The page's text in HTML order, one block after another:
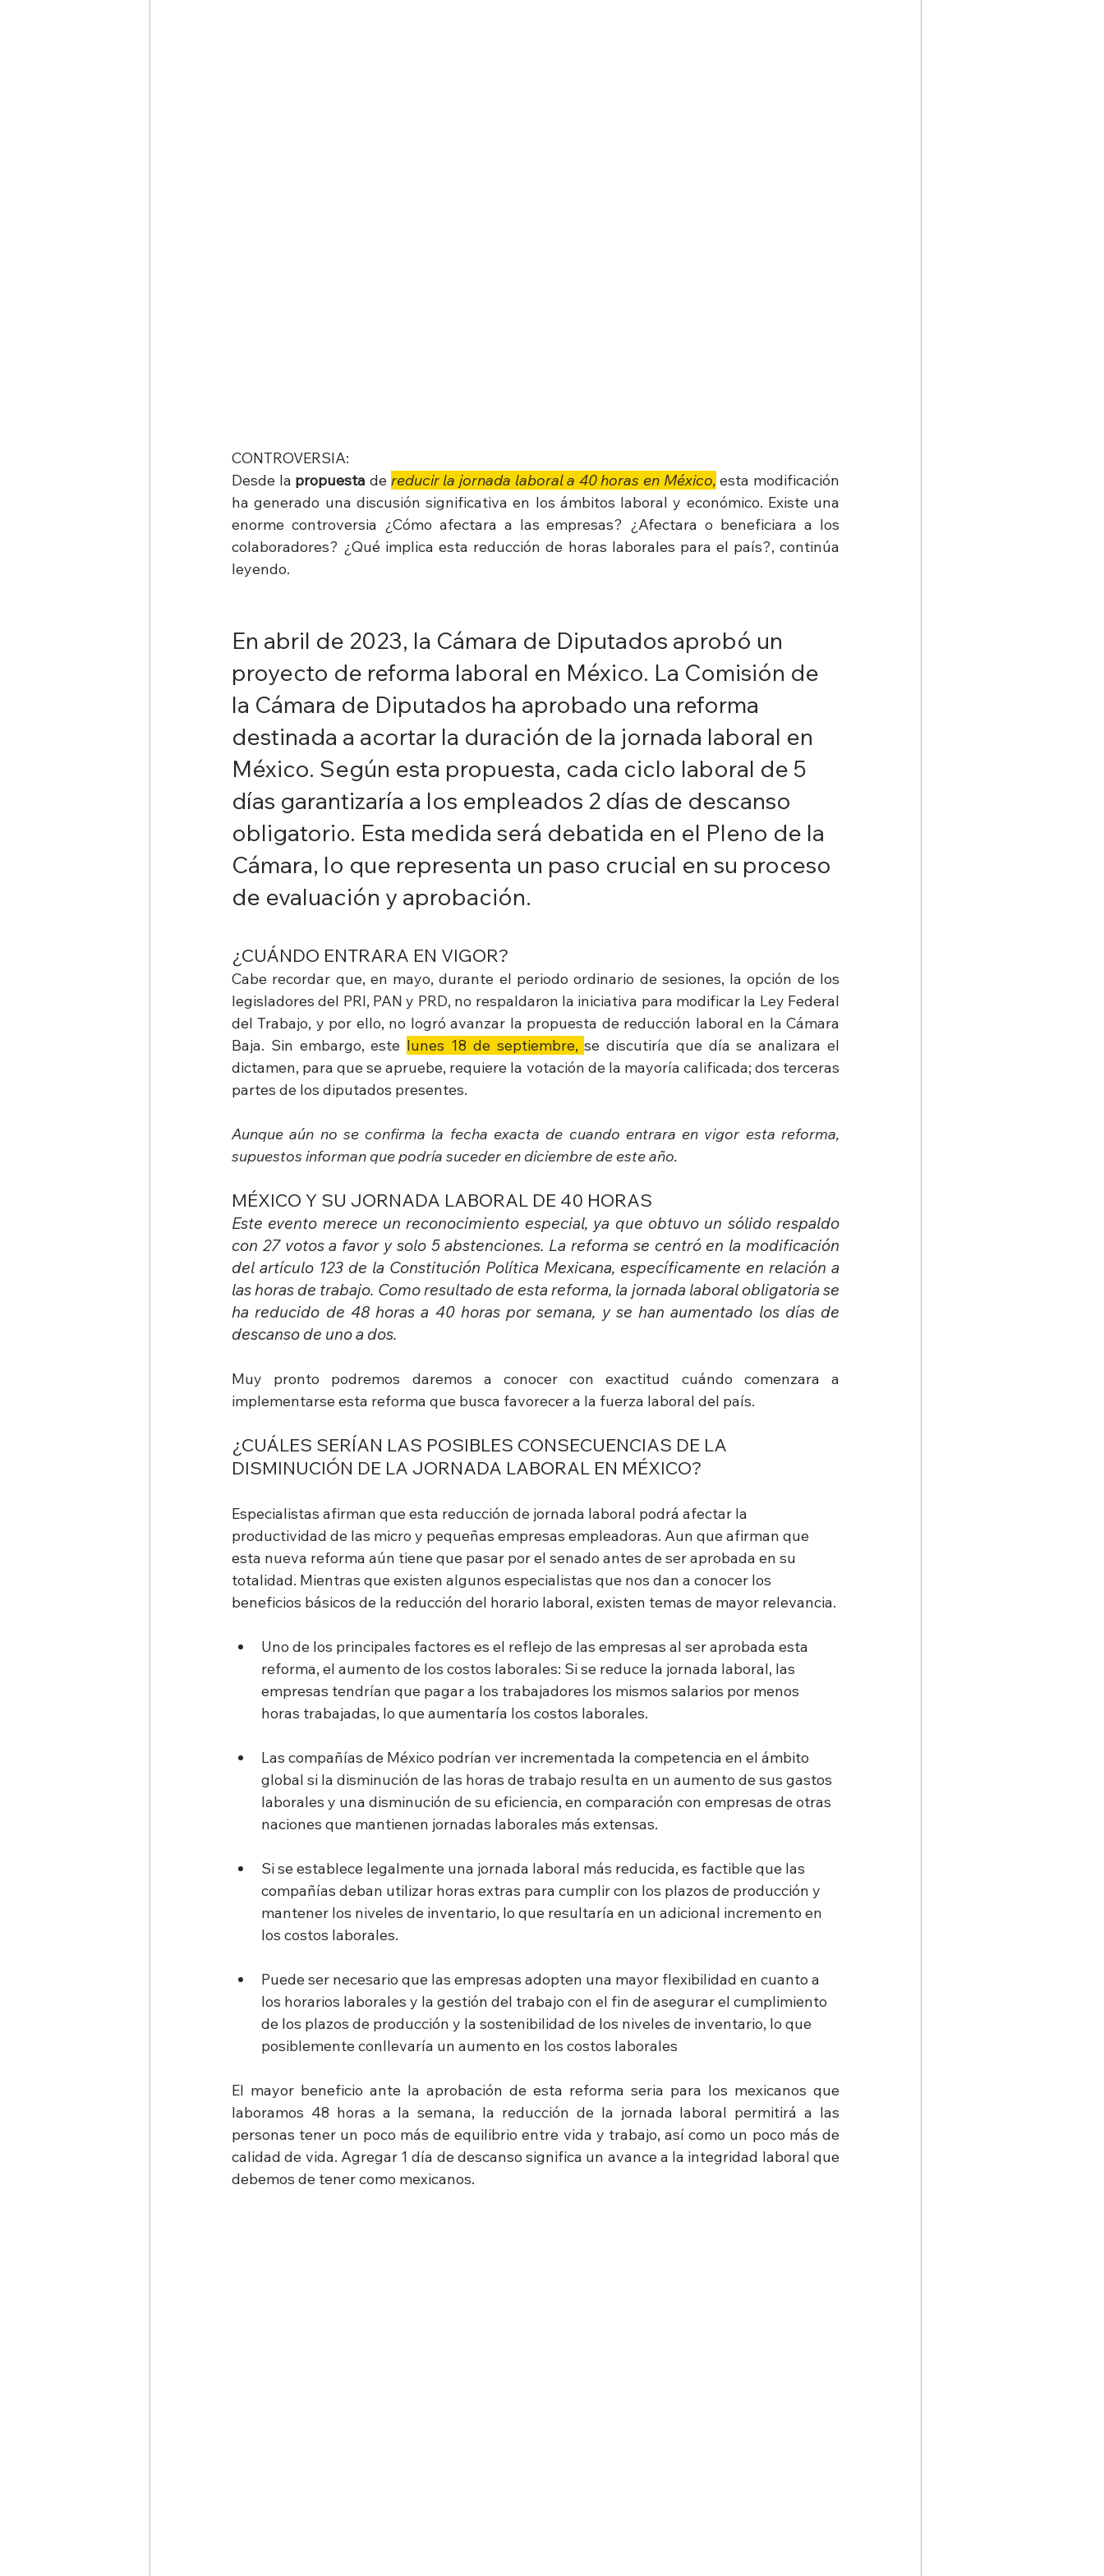
CONTROVERSIA:
Desde la propuesta de reducir la jornada laboral a 40 horas en México, esta modificación
ha generado una discusión significativa en los ámbitos laboral y económico. Existe una
enorme controversia ¿Cómo afectara a las empresas? ¿Afectara o beneficiara a los
colaboradores? ¿Qué implica esta reducción de horas laborales para el país?, continúa
leyendo.
En abril de 2023, la Cámara de Diputados aprobó un
proyecto de reforma laboral en México. La Comisión de
la Cámara de Diputados ha aprobado una reforma
destinada a acortar la duración de la jornada laboral en
México. Según esta propuesta, cada ciclo laboral de 5
días garantizaría a los empleados 2 días de descanso
obligatorio. Esta medida será debatida en el Pleno de la
Cámara, lo que representa un paso crucial en su proceso
de evaluación y aprobación.
¿CUÁNDO ENTRARA EN VIGOR?
Cabe recordar que, en mayo, durante el periodo ordinario de sesiones, la opción de los
legisladores del PRI, PAN y PRD, no respaldaron la iniciativa para modificar la Ley Federal
del Trabajo, y por ello, no logró avanzar la propuesta de reducción laboral en la Cámara
Baja. Sin embargo, este lunes 18 de septiembre, se discutiría que día se analizara el
dictamen, para que se apruebe, requiere la votación de la mayoría calificada; dos terceras
partes de los diputados presentes.
Aunque aún no se confirma la fecha exacta de cuando entrara en vigor esta reforma,
supuestos informan que podría suceder en diciembre de este año.
MÉXICO Y SU JORNADA LABORAL DE 40 HORAS
Este evento merece un reconocimiento especial, ya que obtuvo un sólido respaldo
con 27 votos a favor y solo 5 abstenciones. La reforma se centró en la modificación
del artículo 123 de la Constitución Política Mexicana, específicamente en relación a
las horas de trabajo. Como resultado de esta reforma, la jornada laboral obligatoria se
ha reducido de 48 horas a 40 horas por semana, y se han aumentado los días de
descanso de uno a dos.
Muy pronto podremos daremos a conocer con exactitud cuándo comenzara a
implementarse esta reforma que busca favorecer a la fuerza laboral del país.
¿CUÁLES SERÍAN LAS POSIBLES CONSECUENCIAS DE LA
DISMINUCIÓN DE LA JORNADA LABORAL EN MÉXICO?
Especialistas afirman que esta reducción de jornada laboral podrá afectar la
productividad de las micro y pequeñas empresas empleadoras. Aun que afirman que
esta nueva reforma aún tiene que pasar por el senado antes de ser aprobada en su
totalidad. Mientras que existen algunos especialistas que nos dan a conocer los
beneficios básicos de la reducción del horario laboral, existen temas de mayor relevancia.
Uno de los principales factores es el reflejo de las empresas al ser aprobada esta
reforma, el aumento de los costos laborales: Si se reduce la jornada laboral, las
empresas tendrían que pagar a los trabajadores los mismos salarios por menos
horas trabajadas, lo que aumentaría los costos laborales.
Las compañías de México podrían ver incrementada la competencia en el ámbito
global si la disminución de las horas de trabajo resulta en un aumento de sus gastos
laborales y una disminución de su eficiencia, en comparación con empresas de otras
naciones que mantienen jornadas laborales más extensas.
Si se establece legalmente una jornada laboral más reducida, es factible que las
compañías deban utilizar horas extras para cumplir con los plazos de producción y
mantener los niveles de inventario, lo que resultaría en un adicional incremento en
los costos laborales.
Puede ser necesario que las empresas adopten una mayor flexibilidad en cuanto a
los horarios laborales y la gestión del trabajo con el fin de asegurar el cumplimiento
de los plazos de producción y la sostenibilidad de los niveles de inventario, lo que
posiblemente conllevaría un aumento en los costos laborales
El mayor beneficio ante la aprobación de esta reforma seria para los mexicanos que
laboramos 48 horas a la semana, la reducción de la jornada laboral permitirá a las
personas tener un poco más de equilibrio entre vida y trabajo, así como un poco más de
calidad de vida. Agregar 1 día de descanso significa un avance a la integridad laboral que
debemos de tener como mexicanos.